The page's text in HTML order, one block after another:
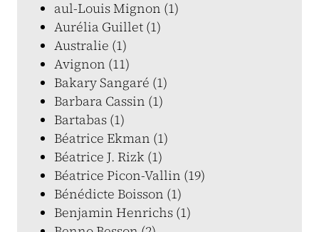
aul-Louis Mignon (1)
Aurélia Guillet (1)
Australie (1)
Avignon (11)
Bakary Sangaré (1)
Barbara Cassin (1)
Bartabas (1)
Béatrice Ekman (1)
Béatrice J. Rizk (1)
Béatrice Picon-Vallin (19)
Bénédicte Boisson (1)
Benjamin Henrichs (1)